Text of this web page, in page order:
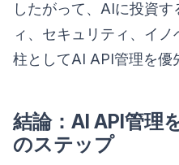
したがって、AIに投資
ィ、セキュリティ、イ
柱としてAI API管理を優
結論：AI API管理
のステップ